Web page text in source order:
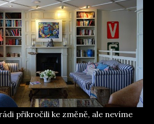
přikročili ke změně, ale nevíme